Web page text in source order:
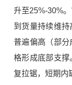
升至25%-30%
到货量持续维
普遍偏高（部
格形成底部支撑
复拉锯，短期内